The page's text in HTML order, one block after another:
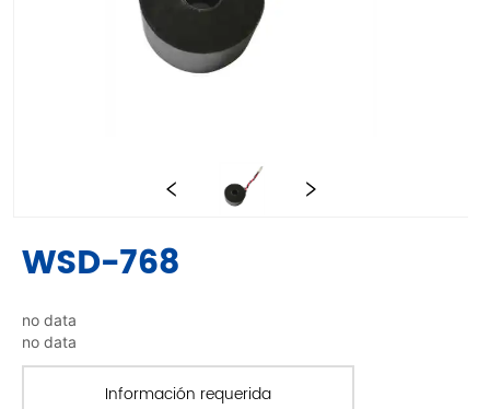
WSD-768
no data
no data
Información requerida